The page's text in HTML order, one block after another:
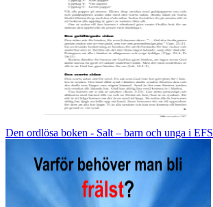
Den ordlösa boken - Salt – barn och unga i EFS